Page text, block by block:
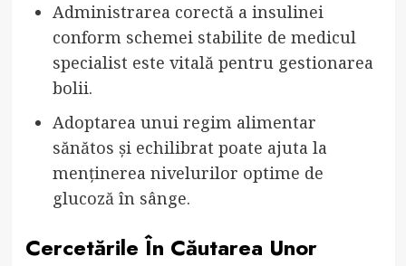
Administrarea corectă a insulinei
conform schemei stabilite de medicul
specialist este vitală pentru gestionarea
bolii.
Adoptarea unui regim alimentar
sănătos și echilibrat poate ajuta la
menținerea nivelurilor optime de
glucoză în sânge.
Cercetările În Căutarea Unor